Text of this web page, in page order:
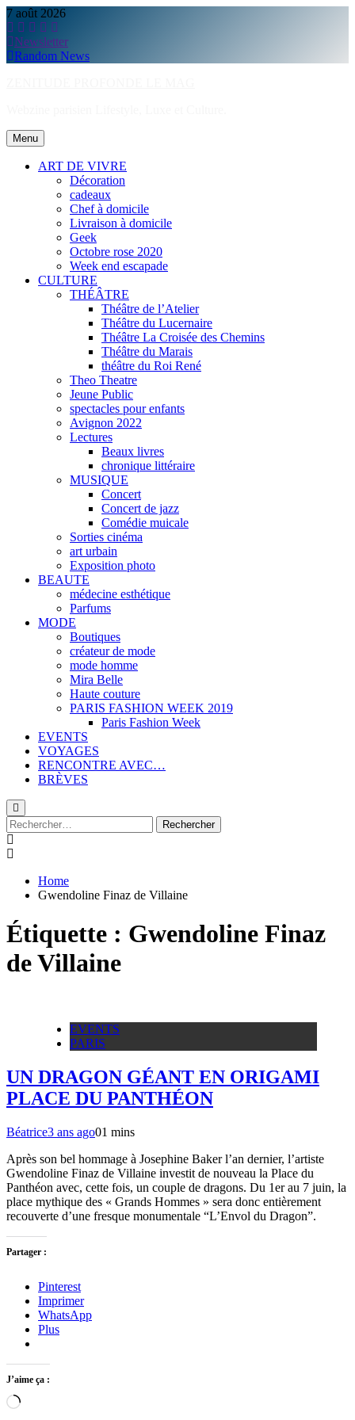
Skip
to
content
7 août 2026
Newsletter
Random News
Menu
ART DE VIVRE
Décoration
cadeaux
Chef à domicile
Livraison à domicile
Geek
Octobre rose 2020
Week end escapade
CULTURE
THÉÂTRE
Théâtre de l’Atelier
Théâtre du Lucernaire
Théâtre La Croisée des Chemins
Théâtre du Marais
théâtre du Roi René
Theo Theatre
Jeune Public
spectacles pour enfants
Avignon 2022
Lectures
Beaux livres
chronique littéraire
MUSIQUE
Concert
Concert de jazz
Comédie muicale
Sorties cinéma
art urbain
Exposition photo
BEAUTE
médecine esthétique
Parfums
MODE
Boutiques
créateur de mode
mode homme
Mira Belle
Haute couture
PARIS FASHION WEEK 2019
Paris Fashion Week
EVENTS
VOYAGES
RENCONTRE AVEC…
BRÈVES
Rechercher :
Home
Gwendoline Finaz de Villaine
Étiquette : Gwendoline Finaz
de Villaine
EVENTS
PARIS
UN DRAGON GÉANT EN ORIGAMI
PLACE DU PANTHÉON
Béatrice3 ans ago01 mins
Après son bel hommage à Josephine Baker l’an dernier, l’artiste
Gwendoline Finaz de Villaine investit de nouveau la Place du
Panthéon avec, cette fois, un couple de dragons. Du 1er au 7 juin, la
place mythique des « Grands Hommes » sera donc entièrement
recouverte d’une fresque monumentale “L’Envol du Dragon”.
Partager :
Pinterest
Imprimer
WhatsApp
Plus
J’aime ça :
Chargement…